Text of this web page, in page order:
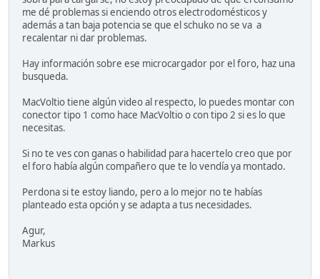
me dé problemas si enciendo otros electrodomésticos y
además a tan baja potencia se que el schuko no se va a
recalentar ni dar problemas.
Hay información sobre ese microcargador por el foro, haz una
busqueda.
MacVoltio tiene algún video al respecto, lo puedes montar con
conector tipo 1 como hace MacVoltio o con tipo 2 si es lo que
necesitas.
Si no te ves con ganas o habilidad para hacertelo creo que por
el foro había algún compañero que te lo vendía ya montado.
Perdona si te estoy liando, pero a lo mejor no te habías
planteado esta opción y se adapta a tus necesidades.
Agur,
Markus